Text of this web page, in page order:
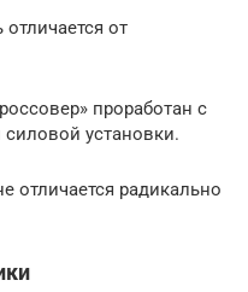
от
проработан с
установки.
отличается радикально